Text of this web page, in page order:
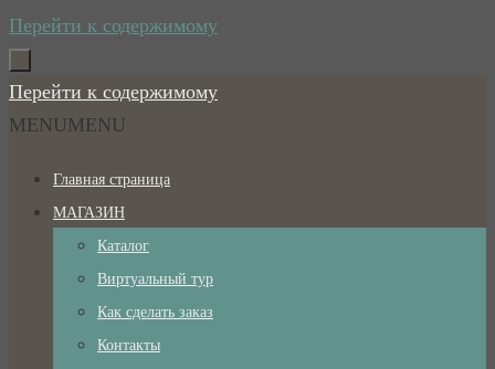
Перейти к содержимому
Перейти к содержимому
MENUMENU
Главная страница
МАГАЗИН
Каталог
Виртуальный тур
Как сделать заказ
Контакты